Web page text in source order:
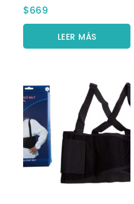
0
fuera
de
$669
LEER MÁS